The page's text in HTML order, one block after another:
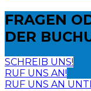
FRAGEN
DER
SCHREIB UNS!
RUF UNS AN!
RUF UNS AN